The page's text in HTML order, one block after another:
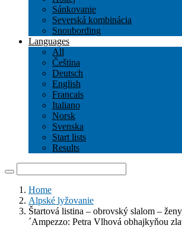
Sánkovanie
Severská kombinácia
Snoubording
Languages
All
Čeština
Deutsch
English
Francais
Italiano
Norsk
Svenska
Start lists
Results
Home
Alpské lyžovanie
Štartová listina – obrovský slalom –
´Ampezzo: Petra Vlhová obhajkyňou